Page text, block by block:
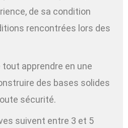
de sa condition
rencontrées lors des
tout apprendre en une
des bases solides
sécurité.
suivent entre 3 et 5